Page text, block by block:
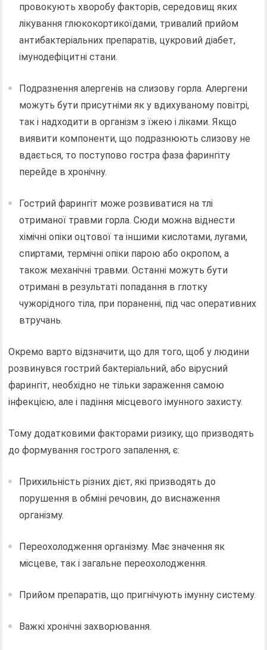
провокують хворобу факторів, середовищ яких
лікування глюкокортикоїдами, тривалий прийом
антибактеріальних препаратів, цукровий діабет,
імунодефіцитні стани.
Подразнення алергенів на слизову горла. Алергени
можуть бути присутніми як у вдихуваному повітрі,
так і надходити в організм з їжею і ліками. Якщо
виявити компоненти, що подразнюють слизову не
вдається, то поступово гостра фаза фарингіту
перейде в хронічну.
Гострий фарингіт може розвиватися на тлі
отриманої травми горла. Сюди можна віднести
хімічні опіки оцтової та іншими кислотами, лугами,
спиртами, термічні опіки парою або окропом, а
також механічні травми. Останні можуть бути
отримані в результаті попадання в глотку
чужорідного тіла, при пораненні, під час оперативних
втручань.
Окремо варто відзначити, що для того, щоб у людини
розвинувся гострий бактеріальний, або вірусний
фарингіт, необхідно не тільки зараження самою
інфекцією, але і падіння місцевого імунного захисту.
Тому додатковими факторами ризику, що призводять
до формування гострого запалення, є:
Прихильність різних дієт, які призводять до
порушення в обміні речовин, до виснаження
організму.
Переохолодження організму. Має значення як
місцеве, так і загальне переохолодження.
Прийом препаратів, що пригнічують імунну систему.
Важкі хронічні захворювання.